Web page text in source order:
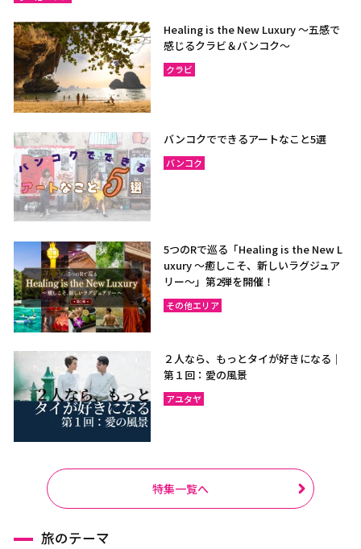
Healing is the New Luxury ～五感で
感じるクラビ＆バンコク～
クラビ
バンコクでできるアートなこと5選
バンコク
5つのRで巡る「Healing is the New L
uxury ～癒しこそ、新しいラグジュア
リー〜」第2弾を開催！
その他エリア
２人なら、もっとタイが好きになる｜
第１回：愛の風景
アユタヤ
特集一覧へ
旅のテーマ